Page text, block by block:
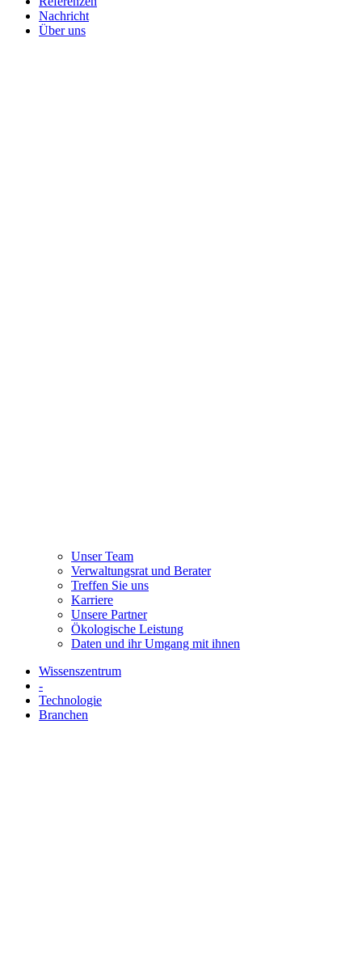
Nachricht
Über uns
Unser Team
Verwaltungsrat und Berater
Treffen Sie uns
Karriere
Unsere Partner
Ökologische Leistung
Daten und ihr Umgang mit ihnen
Wissenszentrum
-
Technologie
Branchen